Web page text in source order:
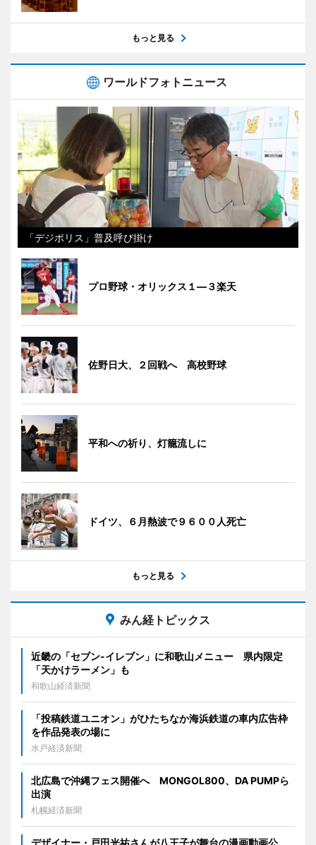
もっと見る
ワールドフォトニュース
「デジポリス」普及呼び掛け
プロ野球・オリックス１―３楽天
佐野日大、２回戦へ 高校野球
平和への祈り、灯籠流しに
ドイツ、６月熱波で９６００人死亡
もっと見る
みん経トピックス
近畿の「セブン-イレブン」に和歌山メニュー 県内限定
「天かけラーメン」も
和歌山経済新聞
「投稿鉄道ユニオン」がひたちなか海浜鉄道の車内広告枠
を作品発表の場に
水戸経済新聞
北広島で沖縄フェス開催へ MONGOL800、DA PUMPら
出演
札幌経済新聞
デザイナー・戸田光祐さんが八王子が舞台の漫画動画公